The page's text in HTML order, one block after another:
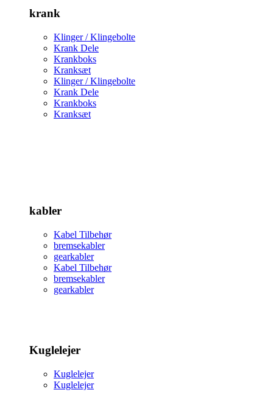
krank
Klinger / Klingebolte
Krank Dele
Krankboks
Kranksæt
Klinger / Klingebolte
Krank Dele
Krankboks
Kranksæt
kabler
Kabel Tilbehør
bremsekabler
gearkabler
Kabel Tilbehør
bremsekabler
gearkabler
Kuglelejer
Kuglelejer
Kuglelejer